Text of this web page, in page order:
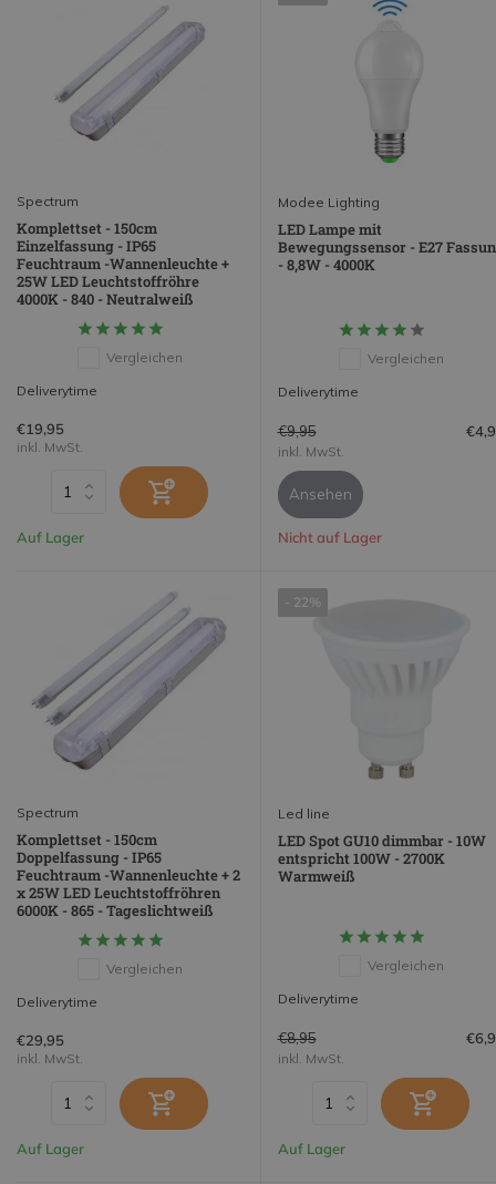
Spectrum
Komplettset - 150cm
Einzelfassung - IP65
Feuchtraum -Wannenleuchte +
25W LED Leuchtstoffröhre
4000K - 840 - Neutralweiß
Vergleichen
Deliverytime
€19,95
inkl. MwSt.
Auf Lager
Modee Lighting
LED Lampe mit
Bewegungssensor - E27
- 8,8W - 4000K
Vergleichen
Deliverytime
€9,95
inkl. MwSt.
Ansehen
Nicht auf Lager
Spectrum
Komplettset - 150cm
Doppelfassung - IP65
Feuchtraum -Wannenleuchte + 2
x 25W LED Leuchtstoffröhren
6000K - 865 - Tageslichtweiß
Vergleichen
Deliverytime
€29,95
inkl. MwSt.
Auf Lager
- 22%
Led line
LED Spot GU10 dimmbar - 10W
entspricht 100W - 2700K
Warmweiß
Vergleichen
Deliverytime
€8,95
inkl. MwSt.
Auf Lager